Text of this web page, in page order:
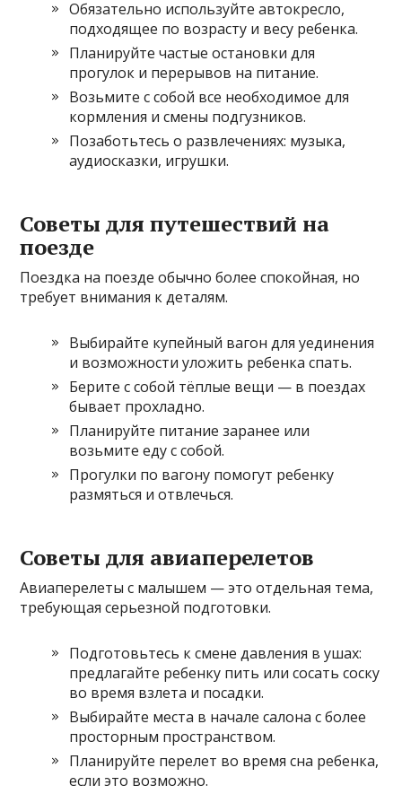
Обязательно используйте автокресло,
подходящее по возрасту и весу ребенка.
Планируйте частые остановки для
прогулок и перерывов на питание.
Возьмите с собой все необходимое для
кормления и смены подгузников.
Позаботьтесь о развлечениях: музыка,
аудиосказки, игрушки.
Советы для путешествий на
поезде
Поездка на поезде обычно более спокойная, но
требует внимания к деталям.
Выбирайте купейный вагон для уединения
и возможности уложить ребенка спать.
Берите с собой тёплые вещи — в поездах
бывает прохладно.
Планируйте питание заранее или
возьмите еду с собой.
Прогулки по вагону помогут ребенку
размяться и отвлечься.
Советы для авиаперелетов
Авиаперелеты с малышем — это отдельная тема,
требующая серьезной подготовки.
Подготовьтесь к смене давления в ушах:
предлагайте ребенку пить или сосать соску
во время взлета и посадки.
Выбирайте места в начале салона с более
просторным пространством.
Планируйте перелет во время сна ребенка,
если это возможно.